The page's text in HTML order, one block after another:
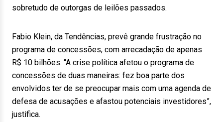
sobretudo de outorgas de leilões passados.
Fabio Klein, da Tendências, prevê grande frustração no
programa de concessões, com arrecadação de apenas
R$ 10 bilhões. “A crise política afetou o programa de
concessões de duas maneiras: fez boa parte dos
envolvidos ter de se preocupar mais com uma agenda de
defesa de acusações e afastou potenciais investidores”,
justifica.